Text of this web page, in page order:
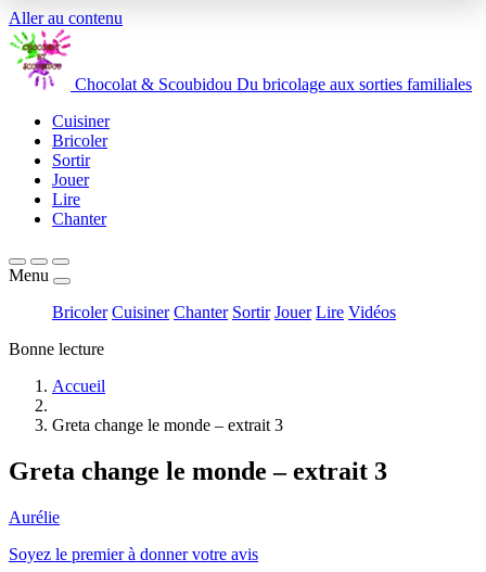
Aller au contenu
Chocolat & Scoubidou Du bricolage aux sorties familiales
Cuisiner
Bricoler
Sortir
Jouer
Lire
Chanter
Menu
Bricoler Cuisiner Chanter Sortir Jouer Lire Vidéos
Bonne lecture
Accueil
Greta change le monde – extrait 3
Greta change le monde – extrait 3
Aurélie
Soyez le premier à donner votre avis